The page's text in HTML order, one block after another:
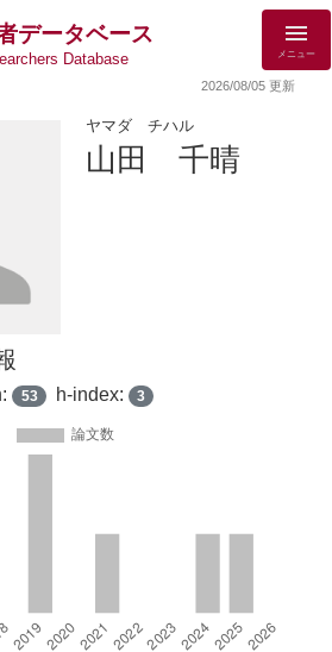
データベース
Database メニュー
2026/08/05 更新
ヤマダ チハル
山田 千晴
53 h-index: 3